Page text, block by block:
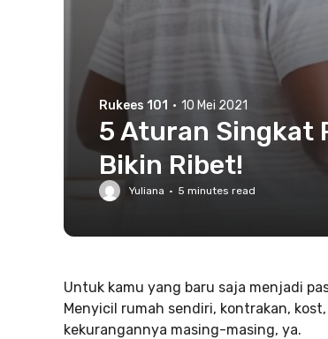
Rukees 101 · 10 Mei 2021
5 Aturan Singkat
Bikin Ribet!
Yuliana · 5 minutes read
Untuk kamu yang baru saja menjadi
Menyicil rumah sendiri, kontrakan,
kekurangannya masing-masing, ya.